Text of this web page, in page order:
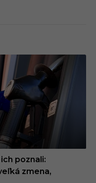
poznali:
zmena,